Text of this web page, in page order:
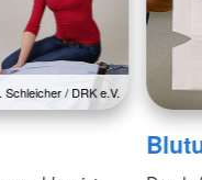
Schleicher / DRK e.V.